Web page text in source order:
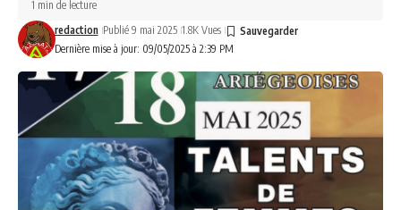
Dernière mise à jour: 09/05/2025 à 2:39 PM
redaction Publié 9 mai 2025 1.8K Vues
1 min de lecture